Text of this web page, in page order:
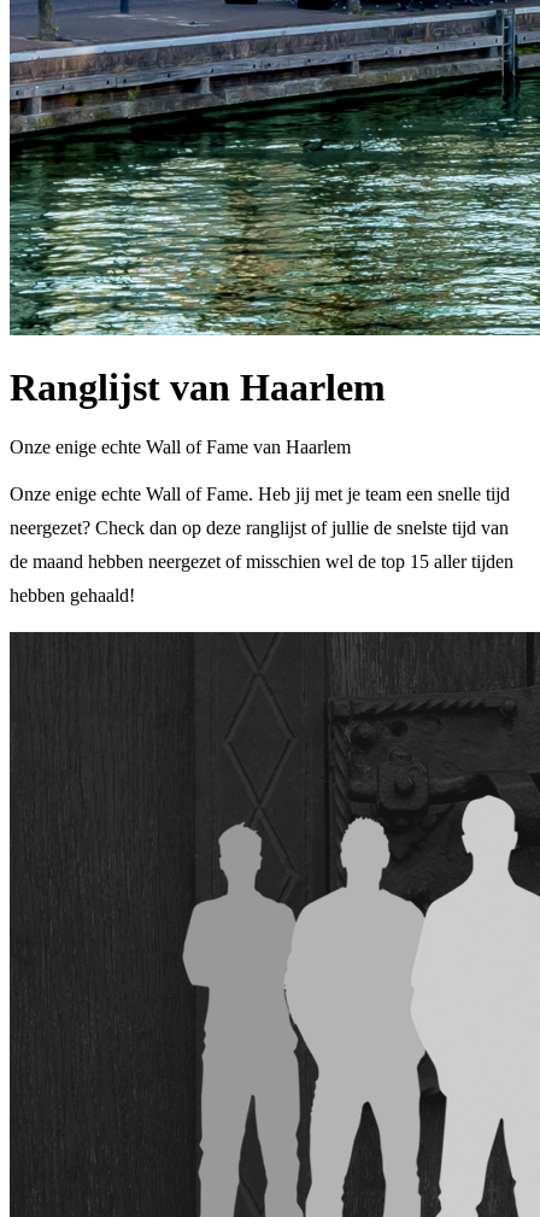
Ranglijst van Haarlem
Onze enige echte Wall of Fame van Haarlem
Onze enige echte Wall of Fame. Heb jij met je team een snelle tijd
neergezet? Check dan op deze ranglijst of jullie de snelste tijd van
de maand hebben neergezet of misschien wel de top 15 aller tijden
hebben gehaald!